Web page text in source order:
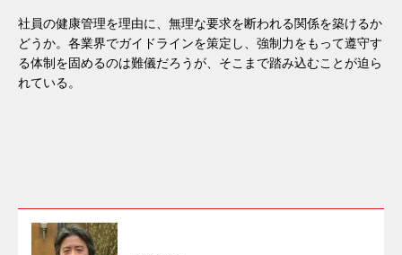
社員の健康管理を理由に、無理な要求を断われる関係を築けるか
どうか。各業界でガイドラインを策定し、強制力をもって遵守す
る体制を固めるのは難儀だろうが、そこまで踏み込むことが迫ら
れている。